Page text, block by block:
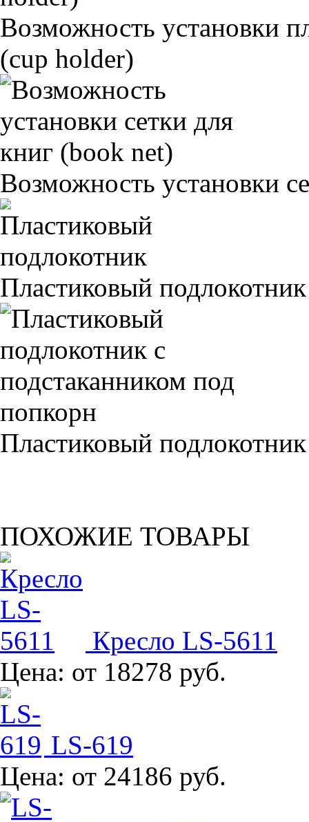
Возможность установки
(cup holder)
Возможность установки
Пластиковый подлокотник
Пластиковый
ПОХОЖИЕ ТОВАРЫ
Кресло LS-5611
Цена: от 18278 руб.
LS-619
Цена: от 24186 руб.